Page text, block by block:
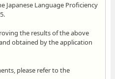
Japanese Language Proficiency
the results of the above
obtained by the application
please refer to the